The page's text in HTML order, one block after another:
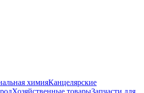
химияКанцелярские
Хозяйственные товарыЗапчасти для